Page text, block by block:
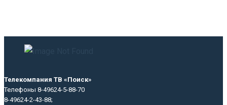
Телекомпания ТВ «Поиск»
Телефоны 8-49624-5-88-70
8-49624-2-43-88;